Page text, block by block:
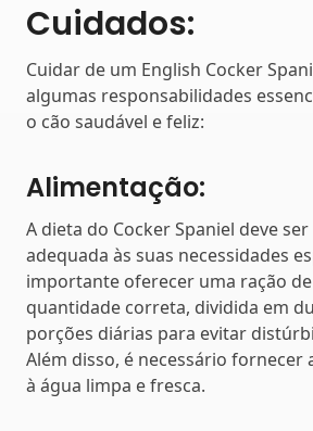
Cuidados:
Cuidar de um English Cocker
algumas responsabilidades
o cão saudável e feliz:
Alimentação:
A dieta do Cocker Spaniel deve
adequada às suas necessidades
importante oferecer uma ração
quantidade correta, dividida em
porções diárias para evitar
Além disso, é necessário fornecer
à água limpa e fresca.